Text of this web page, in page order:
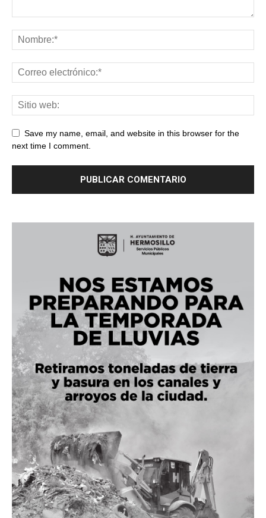
Save my name, email, and website in this browser for the
next time I comment.